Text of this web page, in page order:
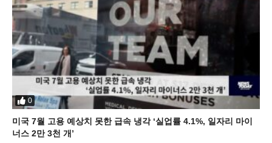
0
미국 7월 고용 예상치 못한 급속 냉각 ‘실업률 4.1%, 일자리 마이
너스 2만 3천 개’